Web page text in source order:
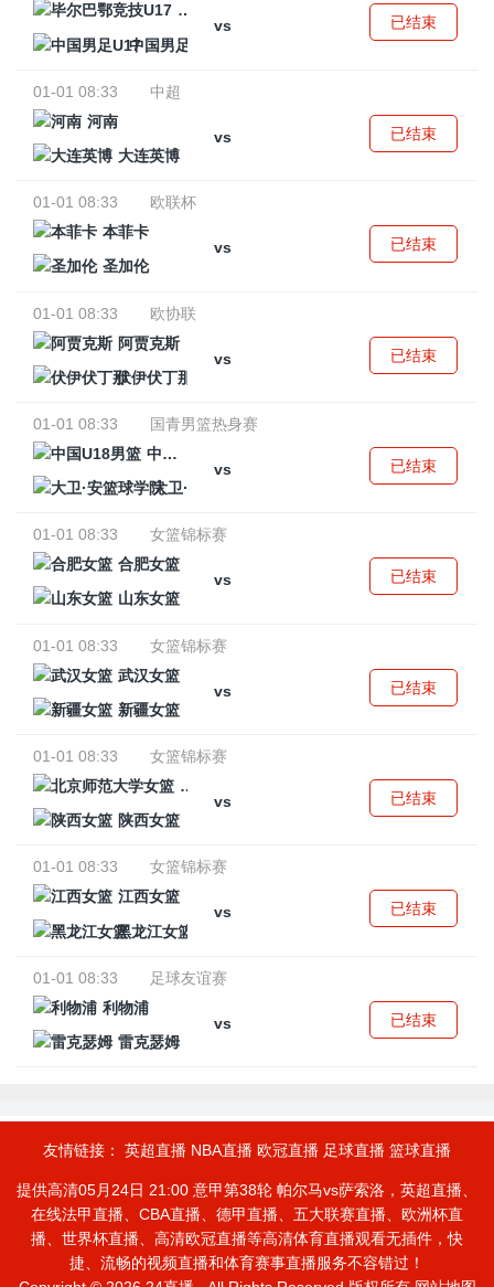
毕尔巴鄂竞技U17
vs
中国男足U17
已结束
01-01 08:33
中超
河南
vs
大连英博
已结束
01-01 08:33
欧联杯
本菲卡
vs
圣加伦
已结束
01-01 08:33
欧协联
阿贾克斯
vs
伏伊伏丁那
已结束
01-01 08:33
国青男篮热身赛
中国U18男篮
vs
大卫·安篮球学院
已结束
01-01 08:33
女篮锦标赛
合肥女篮
vs
山东女篮
已结束
01-01 08:33
女篮锦标赛
武汉女篮
vs
新疆女篮
已结束
01-01 08:33
女篮锦标赛
北京师范大学女篮
vs
陕西女篮
已结束
01-01 08:33
女篮锦标赛
江西女篮
vs
黑龙江女篮
已结束
01-01 08:33
足球友谊赛
利物浦
vs
雷克瑟姆
已结束
友情链接： 英超直播 NBA直播 欧冠直播 足球直播 篮球直播
提供高清05月24日 21:00 意甲第38轮 帕尔马vs萨索洛，英超直播、
在线法甲直播、CBA直播、德甲直播、五大联赛直播、欧洲杯直
播、世界杯直播、高清欧冠直播等高清体育直播观看无插件，快
捷、流畅的视频直播和体育赛事直播服务不容错过！